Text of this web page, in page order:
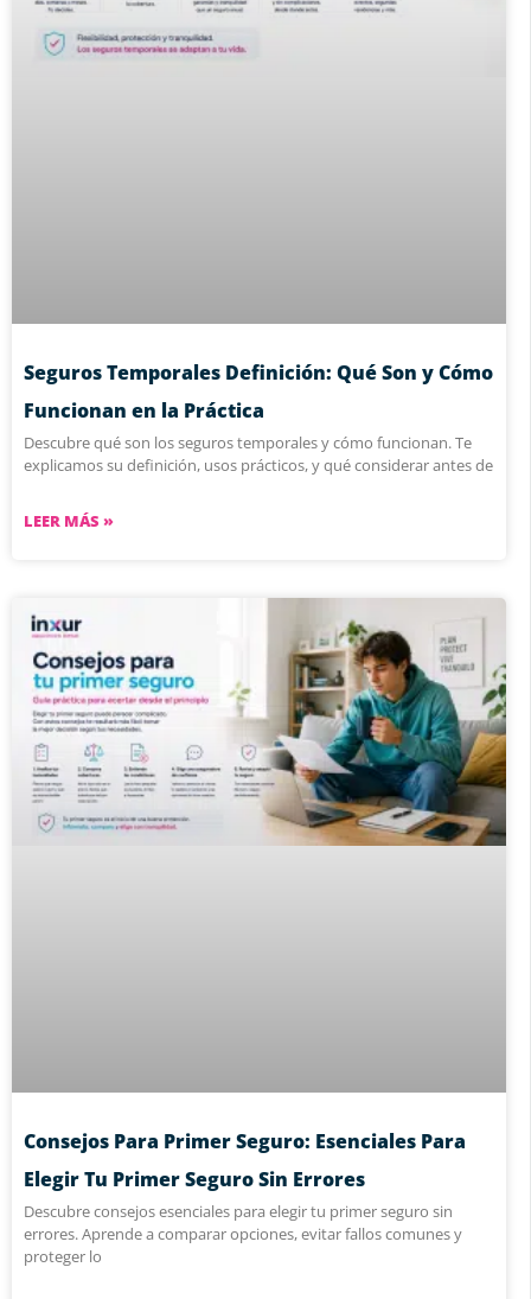
Seguros Temporales Definición: Qué Son y Cómo
Funcionan en la Práctica
Descubre qué son los seguros temporales y cómo funcionan. Te
explicamos su definición, usos prácticos, y qué considerar antes de
LEER MÁS »
Consejos Para Primer Seguro: Esenciales Para
Elegir Tu Primer Seguro Sin Errores
Descubre consejos esenciales para elegir tu primer seguro sin
errores. Aprende a comparar opciones, evitar fallos comunes y
proteger lo